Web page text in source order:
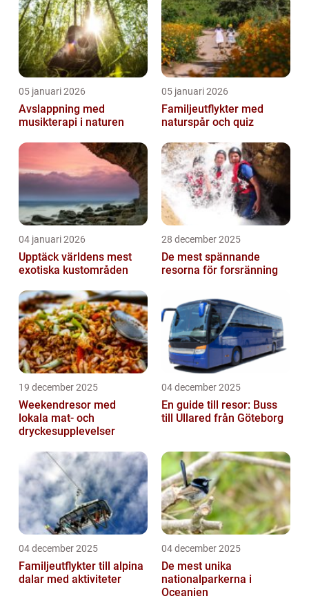
05 januari 2026
Avslappning med
musikterapi i naturen
05 januari 2026
Familjeutflykter med
naturspår och quiz
04 januari 2026
Upptäck världens mest
exotiska kustområden
28 december 2025
De mest spännande
resorna för forsränning
19 december 2025
Weekendresor med
lokala mat- och
dryckesupplevelser
04 december 2025
En guide till resor: Buss
till Ullared från Göteborg
04 december 2025
Familjeutflykter till alpina
dalar med aktiviteter
04 december 2025
De mest unika
nationalparkerna i
Oceanien